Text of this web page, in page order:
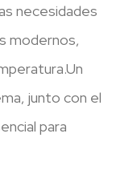
necesidades
modernos,
junto con el
para